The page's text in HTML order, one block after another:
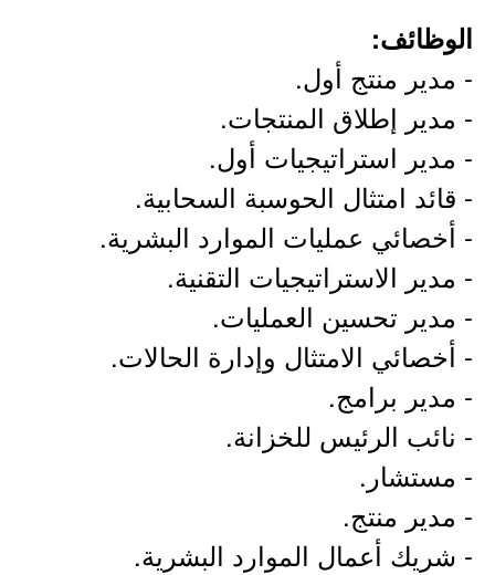
الوظائف:
- مدير منتج أول.
- مدير إطلاق المنتجات.
- مدير استراتيجيات أول.
- قائد امتثال الحوسبة السحابية.
- أخصائي عمليات الموارد البشرية.
- مدير الاستراتيجيات التقنية.
- مدير تحسين العمليات.
- أخصائي الامتثال وإدارة الحالات.
- مدير برامج.
- نائب الرئيس للخزانة.
- مستشار.
- مدير منتج.
- شريك أعمال الموارد البشرية.